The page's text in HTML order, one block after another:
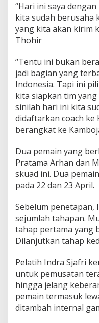
“Hari ini saya
kita sudah berusaha
yang kita akan kirim
Thohir
“Tentu ini bukan
jadi bagian yang
Indonesia. Tapi ini
kita siapkan tim
sinilah hari ini kita
didaftarkan coach ke
berangkat ke
Dua pemain yang
Pratama Arhan dan
skuad ini. Dua
pada 22 dan 23 April.
Sebelum penetapan,
sejumlah tahapan.
tahap pertama yang
Dilanjutkan tahap
Pelatih Indra Sjafri
untuk pemusatan
hingga jelang
pemain termasuk
ditambah internal